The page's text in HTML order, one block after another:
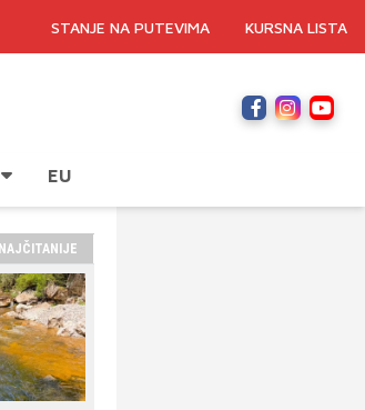
STANJE NA PUTEVIMA KURSNA LISTA
EU
NAJČITANIJE